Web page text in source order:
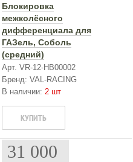
Блокировка
межколёcного
дифференциала для
ГАЗель, Соболь
(средний)
Арт. VR-12-HB00002
Бренд: VAL-RACING
В наличии: 2 шт
КУПИТЬ
31 000